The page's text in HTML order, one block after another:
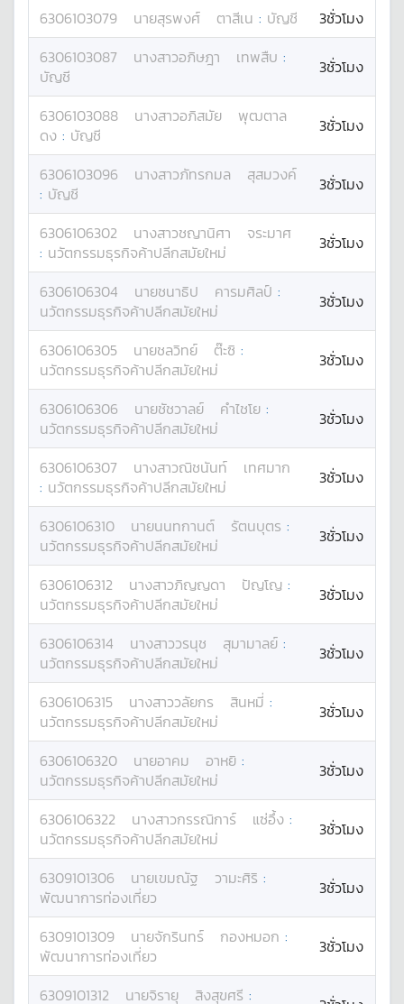
6306103079 นายสุรพงศ์ ตาสีเน : บัญชี
3ชั่วโมง
6306103087
นางสาวอภิษฎา เทพสืบ :
บัญชี
3ชั่วโมง
6306103088 นางสาวอภิสมัย
พุฒตาล
ดง : บัญชี 3ชั่วโมง
6306103096 นางสาวภัทรกมล
สุสมวงค์
: บัญชี 3ชั่วโมง
6306106302 นางสาวชญานิศา
จระมาศ
: นวัตกรรมธุรกิจค้าปลีกสมัยใหม่ 3ชั่วโมง
6306106304 นายชนาธิป คารมศิลป์ :
นวัตกรรมธุรกิจค้าปลีกสมัยใหม่
3ชั่วโมง
6306106305 นายชลวิทย์ ต๊ะซิ :
นวัตกรรมธุรกิจค้าปลีกสมัยใหม่
3ชั่วโมง
6306106306 นายชัชวาลย์ คำไชโย :
นวัตกรรมธุรกิจค้าปลีกสมัยใหม่
3ชั่วโมง
6306106307 นางสาวณิชนันท์
เทศมาก
: นวัตกรรมธุรกิจค้าปลีกสมัยใหม่ 3ชั่วโมง
6306106310 นายนนทกานต์ รัตนบุตร :
นวัตกรรมธุรกิจค้าปลีกสมัยใหม่
3ชั่วโมง
6306106312 นางสาวภิญญดา ปัญโญ :
นวัตกรรมธุรกิจค้าปลีกสมัยใหม่
3ชั่วโมง
6306106314 นางสาววรนุช สุมามาลย์ :
นวัตกรรมธุรกิจค้าปลีกสมัยใหม่
3ชั่วโมง
6306106315 นางสาววลัยกร สินหมี่ :
นวัตกรรมธุรกิจค้าปลีกสมัยใหม่
3ชั่วโมง
6306106320 นายอาคม อาหยิ :
นวัตกรรมธุรกิจค้าปลีกสมัยใหม่
3ชั่วโมง
6306106322 นางสาวกรรณิการ์ แซ่อึ้ง :
นวัตกรรมธุรกิจค้าปลีกสมัยใหม่
3ชั่วโมง
6309101306 นายเขมณัฐ วามะศิริ :
พัฒนาการท่องเที่ยว
3ชั่วโมง
6309101309 นายจักรินทร์ กองหมอก :
พัฒนาการท่องเที่ยว
3ชั่วโมง
6309101312 นายจิรายุ สิงสุขศรี :